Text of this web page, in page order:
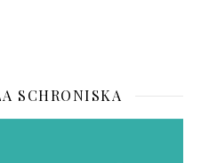
SCHRONISKA